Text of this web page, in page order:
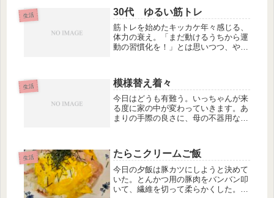
たらすぐに止めてね。めげずに頑張る
必要はないよ。お母さんの友達は、大
分...
生活 30代 ゆるい筋トレ
筋トレを始めたキッカケ年々感じる、
体力の衰え。「まだ動けるうちから運
動の習慣化を！」とは思いつつ、やっ
いしたことをきっかけに筋トレを始め
ました。１日３分のスクワットだけ初
め...
生活 模様替え着々
今日はどうも有難う。いっちゃんが来
る度に家の中が変わっていきます。あ
まりの手際の良さに、母の不器用な
てね。母
生活 たらこクリームご飯
今日の夕飯は豚カツにしようと決めて
いた。とんかつ用の豚肉をバンバン叩
いて、繊維を切って柔らかくした。卵